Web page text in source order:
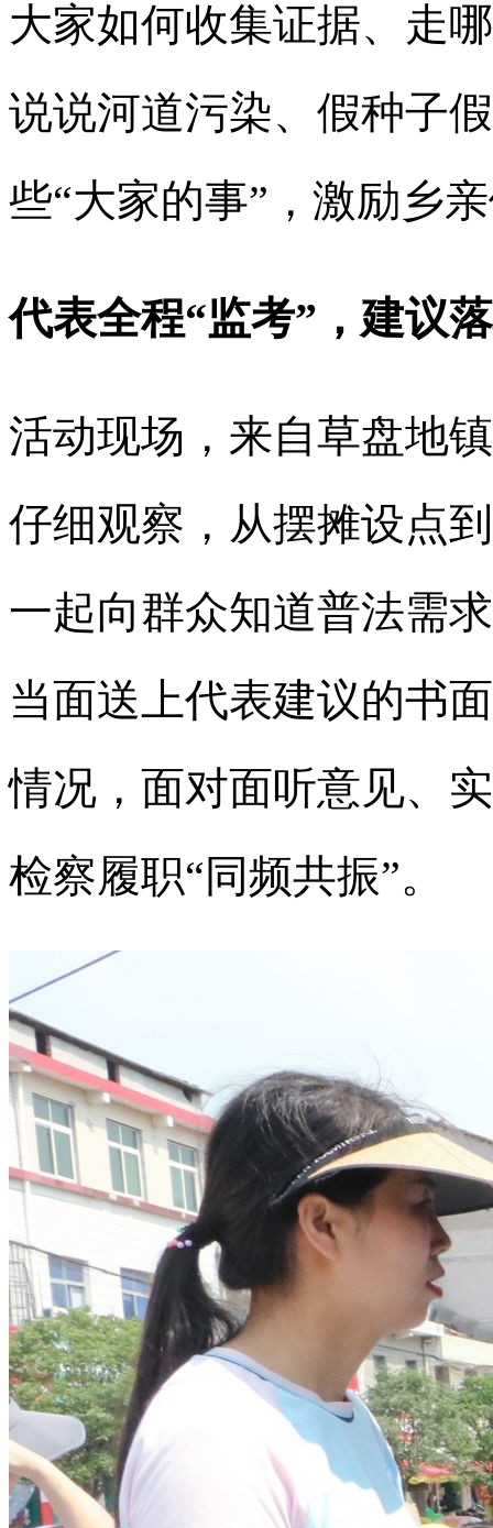
大家如何收集证据、走
说说河道污染、假种子
些“大家的事”，激励乡
代表全程“监考”，建议
活动现场，来自草盘地
仔细观察，从摆摊设点
一起向群众知道普法需
当面送上代表建议的书
情况，面对面听意见、
检察履职“同频共振”。